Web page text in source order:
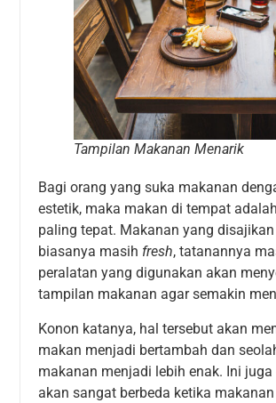
Tampilan Makanan Menarik
Bagi orang yang suka makanan
estetik, maka makan di tempat
paling tepat. Makanan yang
biasanya masih fresh, tatanannya
peralatan yang digunakan akan
tampilan makanan agar semakin
Konon katanya, hal tersebut akan
makan menjadi bertambah dan
makanan menjadi lebih enak. Ini
akan sangat berbeda ketika